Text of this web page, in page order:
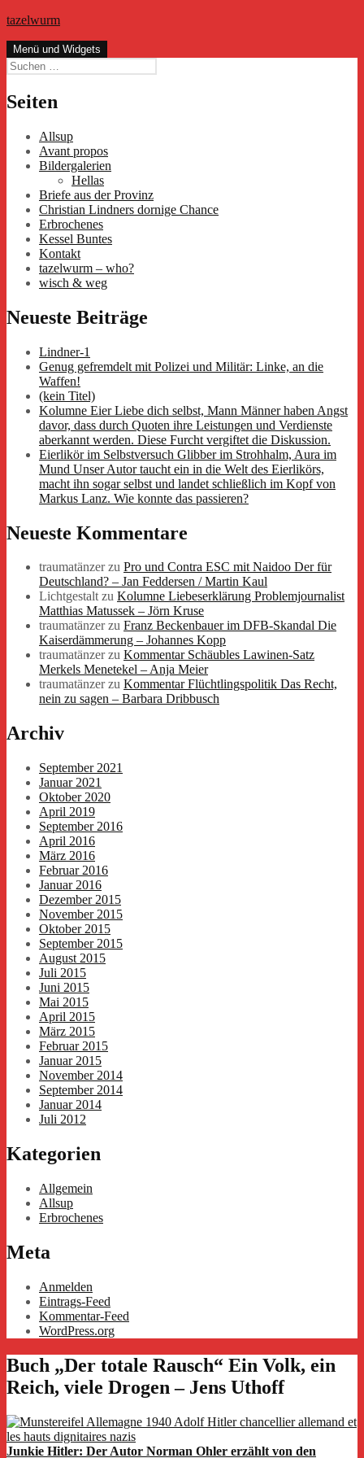
Zum
springen
tazelwurm
Menü und Widgets
Suchen
nach:
Seiten
Allsup
Avant propos
Bildergalerien
Hellas
Briefe aus der Provinz
Christian Lindners dornige Chance
Erbrochenes
Kessel Buntes
Kontakt
tazelwurm – who?
wisch & weg
Neueste Beiträge
Lindner-1
Genug gefremdelt mit Polizei und Militär: Linke, an die
Waffen!
(kein Titel)
Kolumne Eier Liebe dich selbst, Mann Männer haben Angst
davor, dass durch Quoten ihre Leistungen und Verdienste
aberkannt werden. Diese Furcht vergiftet die Diskussion.
Eierlikör im Selbstversuch Glibber im Strohhalm, Aura im
Mund Unser Autor taucht ein in die Welt des Eierlikörs,
macht ihn sogar selbst und landet schließlich im Kopf von
Markus Lanz. Wie konnte das passieren?
Neueste Kommentare
traumatänzerzu Pro und Contra ESC mit Naidoo Der für
Deutschland? – Jan Feddersen / Martin Kaul
Lichtgestaltzu Kolumne Liebeserklärung Problemjournalist
Matthias Matussek – Jörn Kruse
traumatänzerzu Franz Beckenbauer im DFB-Skandal Die
Kaiserdämmerung – Johannes Kopp
traumatänzerzu Kommentar Schäubles Lawinen-Satz
Merkels Menetekel – Anja Meier
traumatänzerzu Kommentar Flüchtlingspolitik Das Recht,
nein zu sagen – Barbara Dribbusch
Archiv
September 2021
Januar 2021
Oktober 2020
April 2019
September 2016
April 2016
März 2016
Februar 2016
Januar 2016
Dezember 2015
November 2015
Oktober 2015
September 2015
August 2015
Juli 2015
Juni 2015
Mai 2015
April 2015
März 2015
Februar 2015
Januar 2015
November 2014
September 2014
Januar 2014
Juli 2012
Kategorien
Allgemein
Allsup
Erbrochenes
Meta
Anmelden
Eintrags-Feed
Kommentar-Feed
WordPress.org
Buch „Der totale Rausch“ Ein Volk, ein
Reich, viele Drogen – Jens Uthoff
Junkie Hitler: Der Autor Norman Ohler erzählt von den